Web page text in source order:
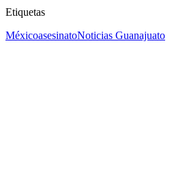
Etiquetas
MéxicoasesinatoNoticias Guanajuato